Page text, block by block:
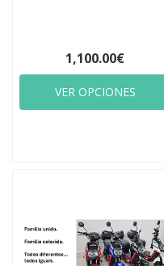
1,100.00€
VER OPCIONES